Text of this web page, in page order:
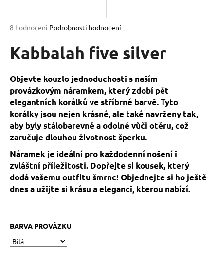
Průměrné
produktu
je
5
hvězdiček.
8 hodnocení Podrobnosti hodnocení
Kabbalah five silver
Objevte kouzlo jednoduchosti s naším
provázkovým náramkem, který zdobí pět
elegantních korálků ve stříbrné barvě. Tyto
korálky jsou nejen krásné, ale také navrženy tak,
aby byly stálobarevné a odolné vůči otěru, což
zaručuje dlouhou životnost šperku.
Náramek je ideální pro každodenní nošení i
zvláštní příležitosti. Dopřejte si kousek, který
dodá vašemu outfitu šmrnc! Objednejte si ho ještě
dnes a užijte si krásu a eleganci, kterou nabízí.
BARVA PROVÁZKU
j
t
?
HLEDAT
D
o
p
o
u